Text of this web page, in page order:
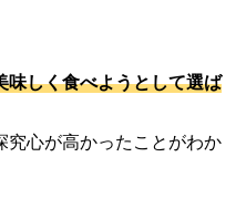
味しく食べようとして選ば
究心が高かったことがわか